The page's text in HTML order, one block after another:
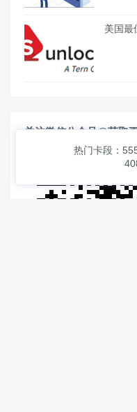
美国最
关注微信公众号@获取
热门卡段：